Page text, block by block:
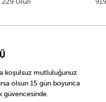
229 Ürün
koşulsuz mutluluğunuz
olsun 15 gün boyunca
güvencesinde.